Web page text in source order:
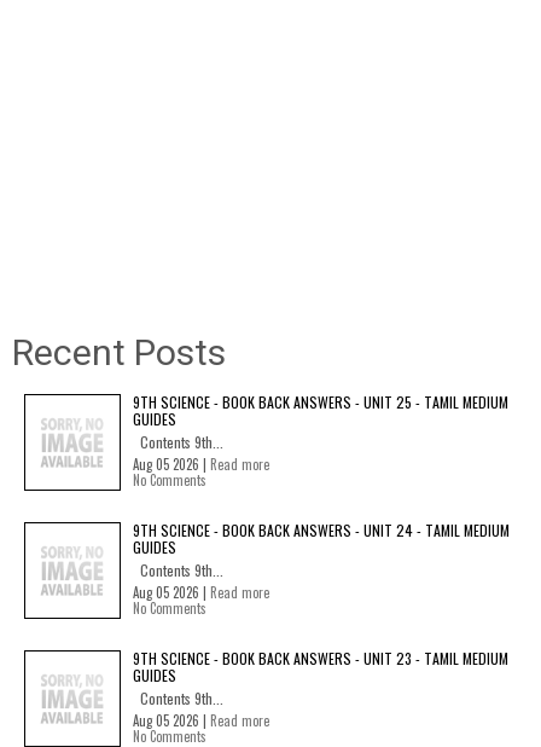
Recent Posts
9TH SCIENCE - BOOK BACK ANSWERS - UNIT 25 - TAMIL MEDIUM
GUIDES
Contents 9th...
Aug 05 2026 | Read more
No Comments
9TH SCIENCE - BOOK BACK ANSWERS - UNIT 24 - TAMIL MEDIUM
GUIDES
Contents 9th...
Aug 05 2026 | Read more
No Comments
9TH SCIENCE - BOOK BACK ANSWERS - UNIT 23 - TAMIL MEDIUM
GUIDES
Contents 9th...
Aug 05 2026 | Read more
No Comments